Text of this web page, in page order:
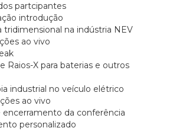
partcipantes
introdução
tridimensional na indústria NEV
ao vivo
Raios-X para baterias e outros
industrial no veículo elétrico
ao vivo
encerramento da conferência
personalizado